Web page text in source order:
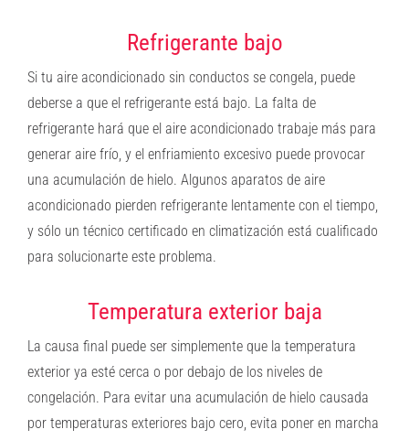
Refrigerante bajo
Si tu aire acondicionado sin conductos se congela, puede
deberse a que el refrigerante está bajo. La falta de
refrigerante hará que el aire acondicionado trabaje más para
generar aire frío, y el enfriamiento excesivo puede provocar
una acumulación de hielo. Algunos aparatos de aire
acondicionado pierden refrigerante lentamente con el tiempo,
y sólo un técnico certificado en climatización está cualificado
para solucionarte este problema.
Temperatura exterior baja
La causa final puede ser simplemente que la temperatura
exterior ya esté cerca o por debajo de los niveles de
congelación. Para evitar una acumulación de hielo causada
por temperaturas exteriores bajo cero, evita poner en marcha